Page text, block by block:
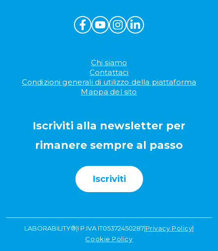
Chi siamo
Contattaci
Condizioni generali di utilizzo della piattaforma
Mappa del sito
Iscriviti alla newsletter per
rimanere sempre al passo
Iscriviti
LABORABILITY®|I P.IVA IT05372450287|Privacy Policy|
Cookie Policy